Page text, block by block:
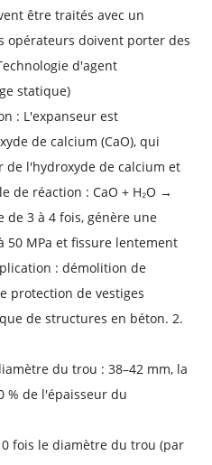
être traités avec un
doivent porter des
d'agent
statique)
: L'expanseur est
de calcium (CaO), qui
de l'hydroxyde de calcium et
de réaction : CaO + H₂O →
de 3 à 4 fois, génère une
50 MPa et fissure lentement
: démolition de
protection de vestiges
de structures en béton. 2.
du trou : 38–42 mm, la
% de l'épaisseur du
fois le diamètre du trou (par